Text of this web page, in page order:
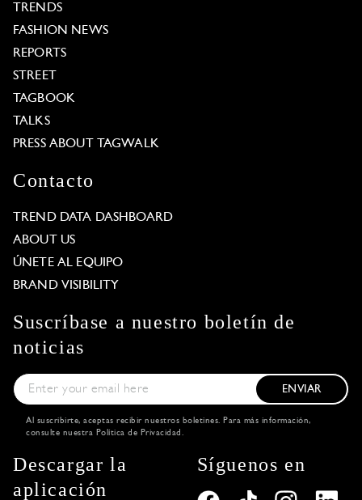
TRENDS
FASHION NEWS
REPORTS
STREET
TAGBOOK
TALKS
PRESS ABOUT TAGWALK
Contacto
TREND DATA DASHBOARD
ABOUT US
ÚNETE AL EQUIPO
BRAND VISIBILITY
Suscríbase a nuestro boletín de
noticias
ENVIAR
Al suscribirte, aceptas recibir nuestros boletines. Para más información,
consulte nuestra Política de Privacidad .
Descargar la
aplicación
Síguenos en